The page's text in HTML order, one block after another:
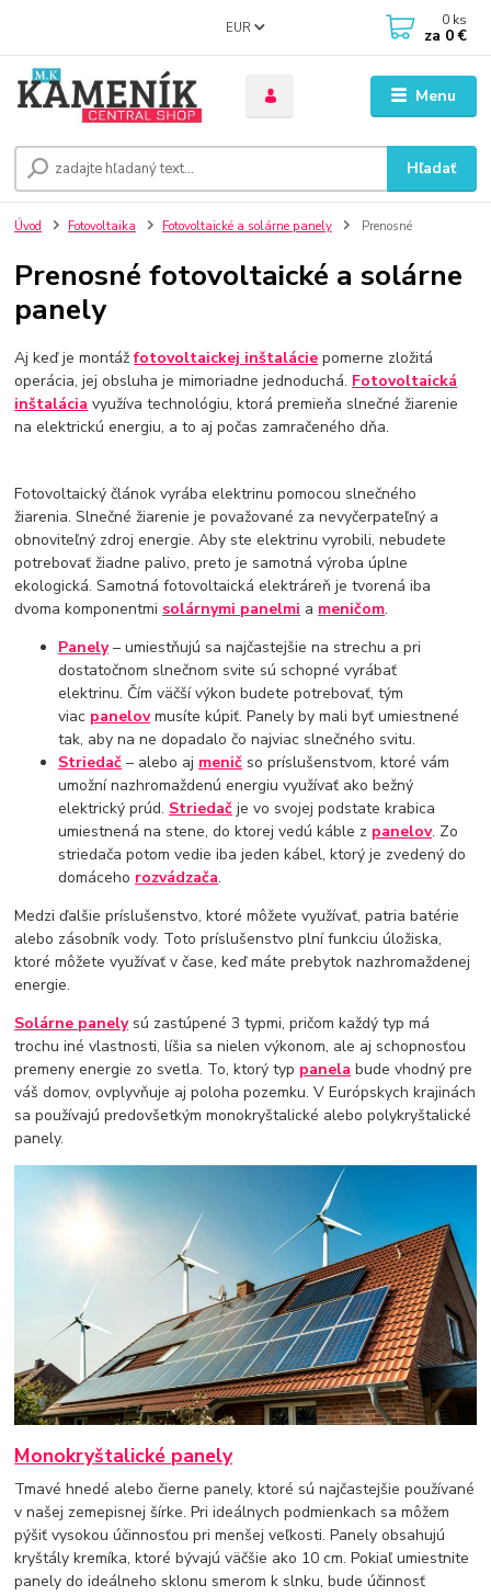
Menu
EUR
Hľadať
0 ks
za 0 €
Úvod Fotovoltaika Fotovoltaické a solárne panely Prenosné
Prenosné fotovoltaické a solárne
panely
Aj keď je montážfotovoltaickej inštalácie pomerne zložitá
operácia, jej obsluha je mimoriadne jednoduchá. Fotovoltaická
inštalácia využíva technológiu, ktorá premieňa slnečné žiarenie
na elektrickú energiu, a to aj počas zamračeného dňa.
Fotovoltaický článok vyrába elektrinu pomocou slnečného
žiarenia. Slnečné žiarenie je považované za nevyčerpateľný a
obnoviteľný zdroj energie. Aby ste elektrinu vyrobili, nebudete
potrebovať žiadne palivo, preto je samotná výroba úplne
ekologická. Samotná fotovoltaická elektráreň je tvorená iba
dvoma komponentmi solárnymi panelmi a meničom.
Panely– umiestňujú sa najčastejšie na strechu a pri
dostatočnom slnečnom svite sú schopné vyrábať
elektrinu. Čím väčší výkon budete potrebovať, tým
viac panelovmusíte kúpiť. Panely by mali byť umiestnené
tak, aby na ne dopadalo čo najviac slnečného svitu.
Striedač – alebo aj menič so príslušenstvom, ktoré vám
umožní nazhromaždenú energiu využívať ako bežný
elektrický prúd. Striedač je vo svojej podstate krabica
umiestnená na stene, do ktorej vedú káble z panelov. Zo
striedača potom vedie iba jeden kábel, ktorý je zvedený do
domáceho rozvádzača.
Medzi ďalšie príslušenstvo, ktoré môžete využívať, patria batérie
alebo zásobník vody. Toto príslušenstvo plní funkciu úložiska,
ktoré môžete využívať v čase, keď máte prebytok nazhromaždenej
energie.
Solárne panelysú zastúpené 3 typmi, pričom každý typ má
trochu iné vlastnosti, líšia sa nielen výkonom, ale aj schopnosťou
premeny energie zo svetla. To, ktorý typ panela bude vhodný pre
váš domov, ovplyvňuje aj poloha pozemku. V Európskych krajinách
sa používajú predovšetkým monokryštalické alebo polykryštalické
panely.
Monokryštalické panely
Tmavé hnedé alebo čierne panely, ktoré sú najčastejšie používané
v našej zemepisnej šírke. Pri ideálnych podmienkach sa môžem
pýšiť vysokou účinnosťou pri menšej veľkosti. Panely obsahujú
kryštály kremíka, ktoré bývajú väčšie ako 10 cm. Pokiaľ umiestnite
panely do ideálneho sklonu smerom k slnku, bude účinnosť